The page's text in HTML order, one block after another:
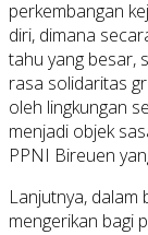
perkembangan
diri, dimana
tahu yang besar,
rasa solidaritas
oleh lingkungan
menjadi objek
PPNI Bireuen
Lanjutnya, dalam
mengerikan bagi